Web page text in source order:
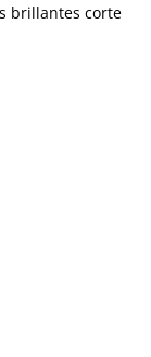
brillantes corte